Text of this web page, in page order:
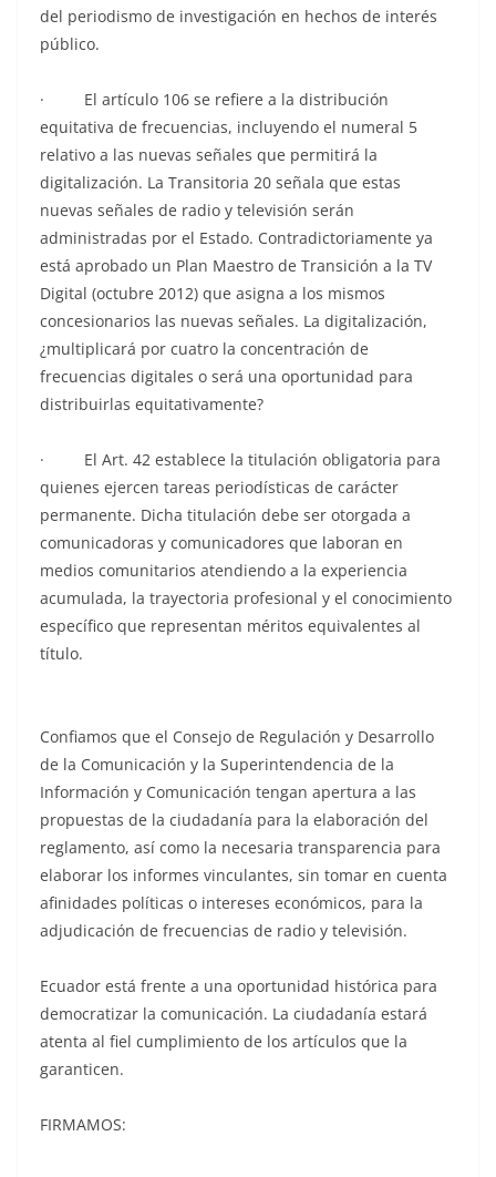
del periodismo de investigación en hechos de interés
público.
· El artículo 106 se refiere a la distribución
equitativa de frecuencias, incluyendo el numeral 5
relativo a las nuevas señales que permitirá la
digitalización. La Transitoria 20 señala que estas
nuevas señales de radio y televisión serán
administradas por el Estado. Contradictoriamente ya
está aprobado un Plan Maestro de Transición a la TV
Digital (octubre 2012) que asigna a los mismos
concesionarios las nuevas señales. La digitalización,
¿multiplicará por cuatro la concentración de
frecuencias digitales o será una oportunidad para
distribuirlas equitativamente?
· El Art. 42 establece la titulación obligatoria para
quienes ejercen tareas periodísticas de carácter
permanente. Dicha titulación debe ser otorgada a
comunicadoras y comunicadores que laboran en
medios comunitarios atendiendo a la experiencia
acumulada, la trayectoria profesional y el conocimiento
específico que representan méritos equivalentes al
título.
Confiamos que el Consejo de Regulación y Desarrollo
de la Comunicación y la Superintendencia de la
Información y Comunicación tengan apertura a las
propuestas de la ciudadanía para la elaboración del
reglamento, así como la necesaria transparencia para
elaborar los informes vinculantes, sin tomar en cuenta
afinidades políticas o intereses económicos, para la
adjudicación de frecuencias de radio y televisión.
Ecuador está frente a una oportunidad histórica para
democratizar la comunicación. La ciudadanía estará
atenta al fiel cumplimiento de los artículos que la
garanticen.
FIRMAMOS: